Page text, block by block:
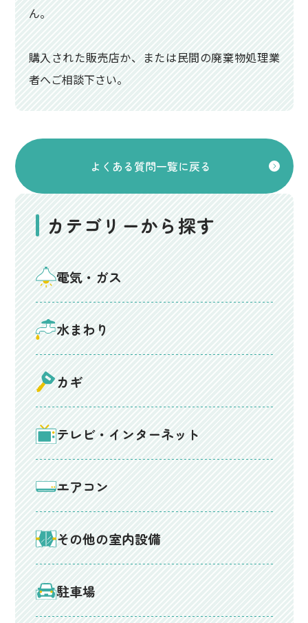
ん。
購入された販売店か、または民間の廃棄物処理業
者へご相談下さい。
よくある質問一覧に戻る
カテゴリーから探す
電気・ガス
水まわり
カギ
テレビ・インターネット
エアコン
その他の室内設備
駐車場